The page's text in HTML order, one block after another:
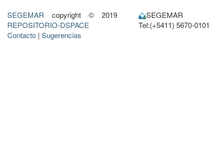
SEGEMAR copyright © 2019
REPOSITORIO-DSPACE
Contacto | Sugerencias
SEGEMAR
Tel:(+5411) 5670-0101